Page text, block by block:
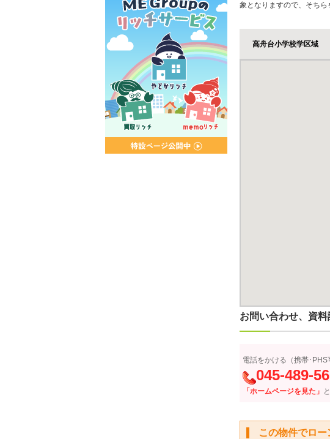
象となりますので、そちら
高舟台小学校学区域
お問い合わせ、資
電話をかける（携帯･PHS
045-489-
「ホームページを見た」
この物件でロ